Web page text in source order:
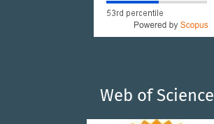
Web of Science